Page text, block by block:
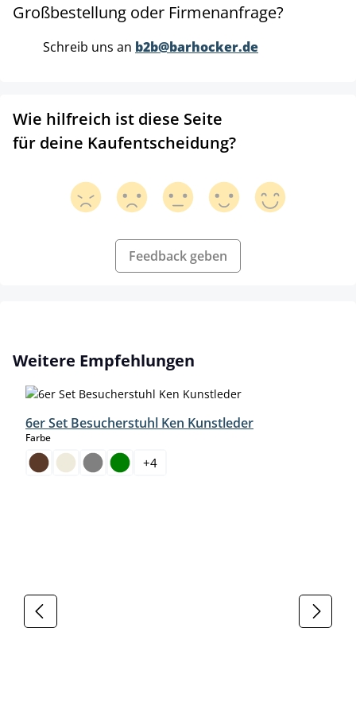
Großbestellung oder Firmenanfrage?
Schreib uns an b2b@barhocker.de
Wie hilfreich ist diese Seite
für deine Kaufentscheidung?
Feedback geben
Produktgalerie überspringen
Weitere Empfehlungen
6er Set Besucherstuhl Ken Kunstleder
Farbeauswählen
+4